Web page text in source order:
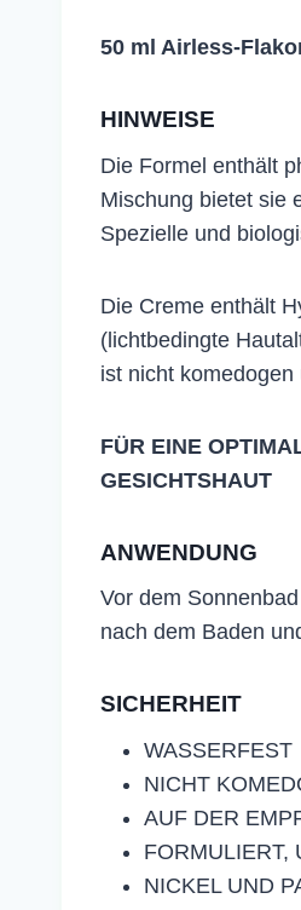
50 ml Airless-
HINWEISE
Die Formel enthält
Mischung bietet sie
Spezielle und
Die Creme enthält
(lichtbedingte
ist nicht
FÜR EINE
GESICHTSHAUT
ANWENDUNG
Vor dem
nach dem Baden
SICHERHEIT
WASSERFEST
NICHT
AUF DER
FORMULIERT,
NICKEL UND